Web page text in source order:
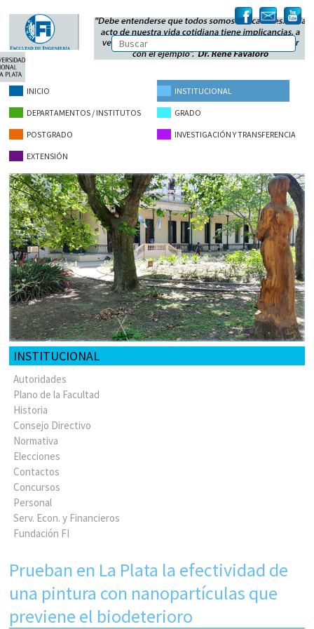
INICIO INSTITUCIONAL
DEPARTAMENTOS / INSTITUTOS GRADO
POSTGRADO INVESTIGACIÓN Y TRANSFERENCIA
EXTENSIÓN
INSTITUCIONAL
Autoridades
Plano de la Facultad
Historia
Consejo Directivo
Normativa
Elecciones
Contactos
Concursos
Personal
Serv. Econ. y Financieros
Fundación FI
Prueban en La Plata la efectividad de
una pintura con nanopartículas que
previene el biodeterioro